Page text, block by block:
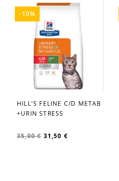
favorite_border
HILL'S FELINE C/D METAB
+URIN STRESS
35,00 € 31,50 €
-10%